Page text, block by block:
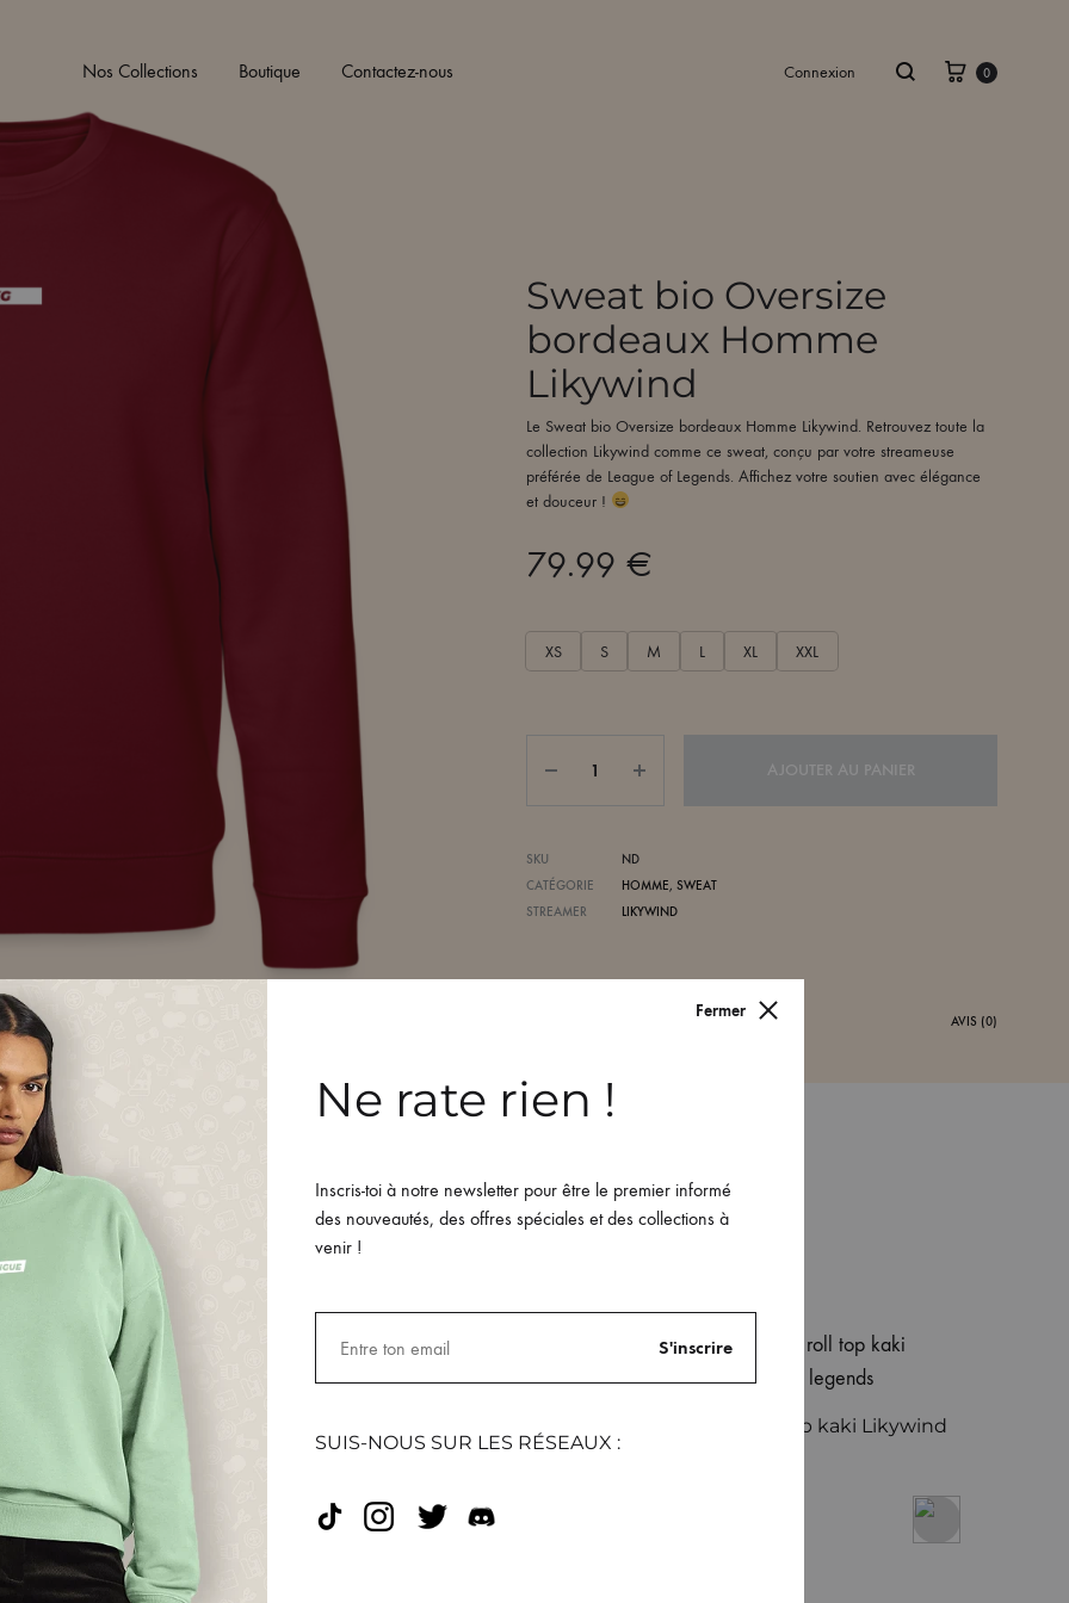
Nos Collections Boutique Contactez-nous Connexion RecherchePanier
0
Sweat bio Oversize
bordeaux Homme
Likywind
Le Sweat bio Oversize bordeaux Homme Likywind. Retrouvez toute la
collection Likywind comme ce sweat, conçu par votre streameuse
préférée de League of Legends. Affichez votre soutien avec élégance
et douceur !
79.99 €
XS S M L XL XXL
AJOUTER AU PANIER
SKU
ND
CATÉGORIE
HOMME,SWEAT
STREAMER
LIKYWIND
DESCRIPTION / GUIDE DES TAILLES AVIS (0)
à capuche bio noir
44.99
Sac à dos roll top kaki Likywind
Fermer
Ne rate rien !
Inscris-toi à notre newsletter pour être le premier informé
des nouveautés, des offres spéciales et des collections à
venir !
SUIS-NOUS SUR LES RÉSEAUX :